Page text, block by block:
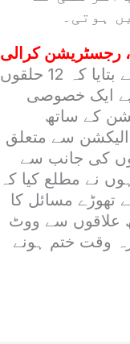
ہوتی۔
اجلاس کے دوران ڈپٹی الیکشن کمشنر نویدہ گیلانی نے بریفنگ دیتے ہوئے بتایا کہ 12 حلقوں
ایک خصوصی
کے ساتھ
الیکشن سے متعلق
کی جانب سے
نے مطلع کیا کہ
مسائل کا
علاقوں سے ووٹ
وقت ختم ہونے